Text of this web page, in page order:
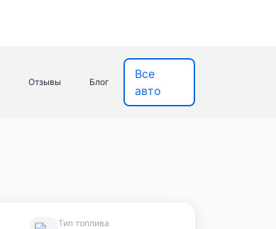
Отзывы Блог
Все
авто
Тип топлива